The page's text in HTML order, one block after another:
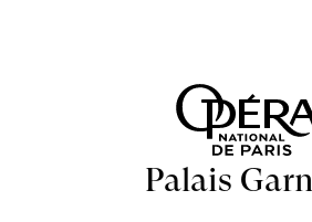
Palais